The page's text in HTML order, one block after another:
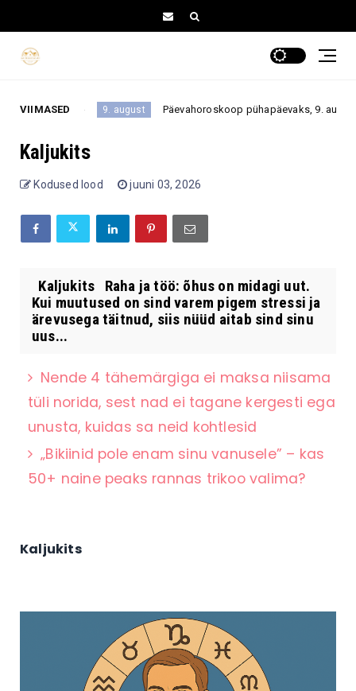
VIIMASED
tehta? 9. august Päevahoroskoop pühapäevaks, 9. augustiks
Kaljukits
Kodused lood juuni 03, 2026
Kaljukits Raha ja töö: õhus on midagi uut.
Kui muutused on sind varem pigem stressi ja
ärevusega täitnud, siis nüüd aitab sind sinu
uus...
Nende 4 tähemärgiga ei maksa niisama
tüli norida, sest nad ei tagane kergesti ega
unusta, kuidas sa neid kohtlesid
„Bikiinid pole enam sinu vanusele” – kas
50+ naine peaks rannas trikoo valima?
Kaljukits